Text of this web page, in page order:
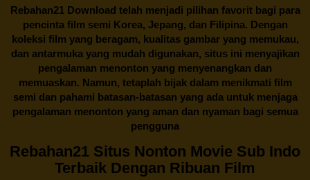
Rebahan21Download telah menjadi pilihan favorit bagi para
pencinta film semi Korea, Jepang, dan Filipina. Dengan
koleksi film yang beragam, kualitas gambar yang memukau,
dan antarmuka yang mudah digunakan, situs ini menyajikan
pengalaman menonton yang menyenangkan dan
memuaskan. Namun, tetaplah bijak dalam menikmati film
semi dan pahami batasan-batasan yang ada untuk menjaga
pengalaman menonton yang aman dan nyaman bagi semua
pengguna
Rebahan21 Situs Nonton Movie Sub Indo
Terbaik Dengan Ribuan Film